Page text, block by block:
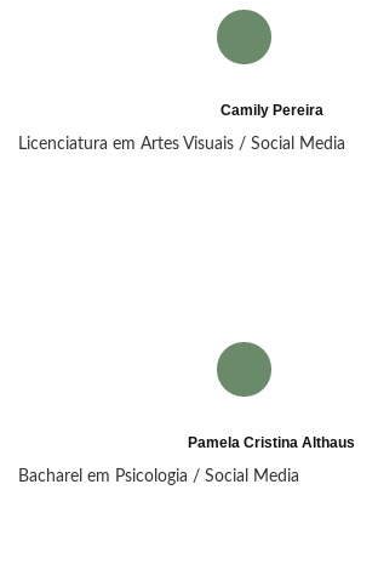
Camily Pereira
Licenciatura em Artes Visuais / Social Media
Pamela Cristina Althaus
Bacharel em Psicologia / Social Media